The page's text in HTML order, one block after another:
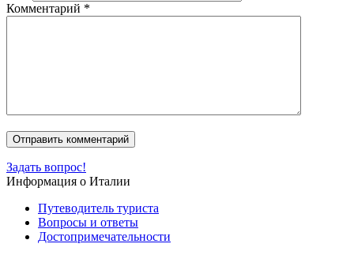
Комментарий *
Задать вопрос!
Информация о Италии
Путеводитель туриста
Вопросы и ответы
Достопримечательности